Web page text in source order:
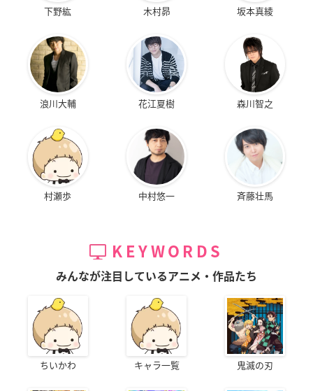
下野紘 木村昴 坂本真綾
浪川大輔 花江夏樹 森川智之
村瀬歩 中村悠一 斉藤壮馬
KEYWORDS
みんなが注目しているアニメ・作品たち
ちいかわ キャラ一覧 鬼滅の刃